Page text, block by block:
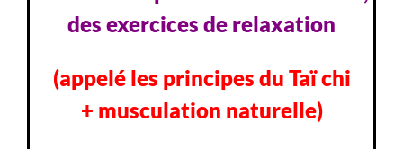
des exercices de relaxation
(appelé les principes du Taï chi
+ musculation naturelle)